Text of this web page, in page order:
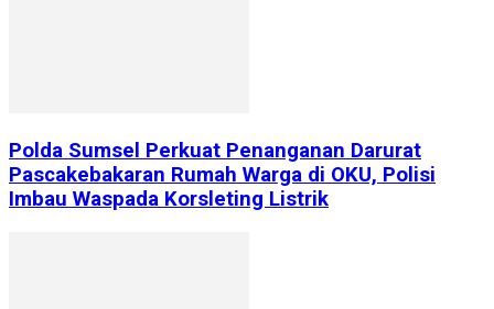
Polda Sumsel Perkuat Penanganan Darurat
Pascakebakaran Rumah Warga di OKU, Polisi
Imbau Waspada Korsleting Listrik